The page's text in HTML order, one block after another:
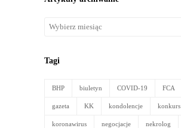
Artykuły
Tagi
BHP biuletyn COVID-19 FCA
gazeta KK kondolencje konkurs
koronawirus negocjacje nekrolog